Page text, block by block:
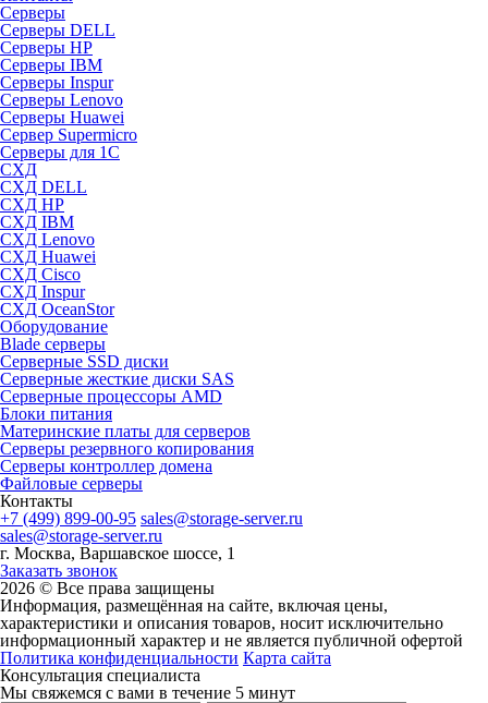
Серверы
Серверы DELL
Серверы HP
Серверы IBM
Серверы Inspur
Серверы Lenovo
Серверы Huawei
Сервер Supermicro
Серверы для 1C
СХД
СХД DELL
СХД HP
СХД IBM
СХД Lenovo
СХД Huawei
СХД Cisco
СХД Inspur
СХД OceanStor
Оборудование
Blade серверы
Серверные SSD диски
Cерверные жесткие диски SAS
Серверные процессоры AMD
Блоки питания
Материнские платы для серверов
Серверы резервного копирования
Серверы контроллер домена
Файловые серверы
Контакты
+7 (499) 899-00-95 sales@storage-server.ru
sales@storage-server.ru
г. Москва, Варшавское шоссе, 1
Заказать звонок
2026 © Все права защищены
Информация, размещённая на сайте, включая цены,
характеристики и описания товаров, носит исключительно
информационный характер и не является публичной офертой
Политика конфиденциальности Карта сайта
Консультация специалиста
Мы свяжемся с вами в течение 5 минут